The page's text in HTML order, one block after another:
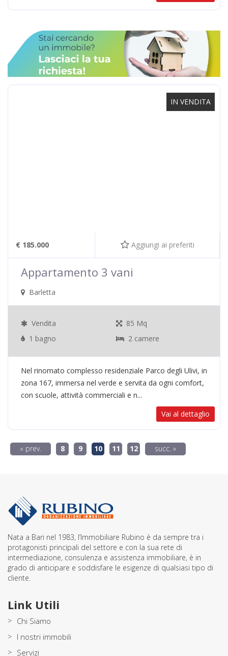
IN VENDITA
€ 185.000 Aggiungi ai preferiti
Appartamento 3 vani
Barletta
Vendita
85 Mq
1 bagno
2 camere
Nel rinomato complesso residenziale Parco degli Ulivi, in
zona 167, immersa nel verde e servita da ogni comfort,
con scuole, attività commerciali e n...
Vai al dettaglio
« prev. 8 9 10 11 12 succ. »
Nata a Bari nel 1983, l’Immobiliare Rubino è da sempre tra i
protagonisti principali del settore e con la sua rete di
intermediazione, consulenza e assistenza immobiliare, è in
grado di anticipare e soddisfare le esigenze di qualsiasi tipo di
cliente.
Link Utili
> Chi Siamo
> I nostri immobili
> Servizi